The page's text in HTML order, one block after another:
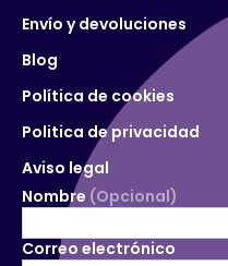
Envío y devoluciones
Blog
Política de cookies
Politica de privacidad
Aviso legal
Nombre (Opcional)
Correo electrónico